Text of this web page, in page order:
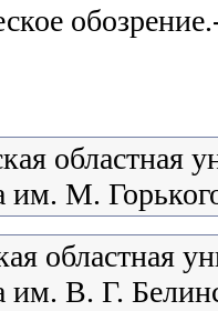
областная
им. М.
областная
им. В. Г.